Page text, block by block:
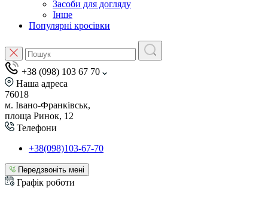
Засоби для догляду
Інше
Популярні кросівки
+38 (098) 103 67 70
Наша адреса
76018
м. Івано-Франківськ,
площа Ринок, 12
Телефони
+38(098)103-67-70
Передзвоніть мені
Графік роботи